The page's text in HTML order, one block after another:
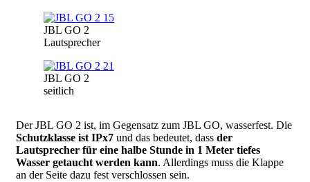
Image
JBL GO 2
Lautsprecher
Image
JBL GO 2
seitlich
Der JBL GO 2 ist, im Gegensatz zum JBL GO, wasserfest. Die
Schutzklasse ist IPx7 und das bedeutet, dass der
Lautsprecher für eine halbe Stunde in 1 Meter tiefes
Wasser getaucht werden kann. Allerdings muss die Klappe
an der Seite dazu fest verschlossen sein.